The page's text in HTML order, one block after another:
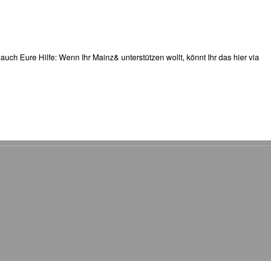
Eure Hilfe: Wenn Ihr Mainz& unterstützen wollt, könnt Ihr das hier via